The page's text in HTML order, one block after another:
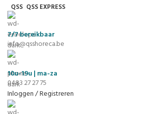
QSS QSS EXPRESS
7/7bereikbaar
info@qsshoreca.be
10u-19u | ma-za
0483 27 27 75
Inloggen / Registreren